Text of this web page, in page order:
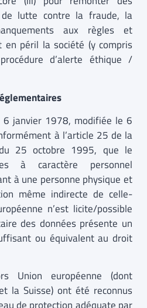
lutte contre la fraude, la
aux règles et
en péril la société (y compris
d’alerte éthique /
6 janvier 1978, modifiée le 6
à l’article 25 de la
25 octobre 1995, que le
à caractère personnel
à une personne physique et
même indirecte de celle-
n’est licite/possible
des données présente un
ou équivalent au droit
Union européenne (dont
la Suisse) ont été reconnus